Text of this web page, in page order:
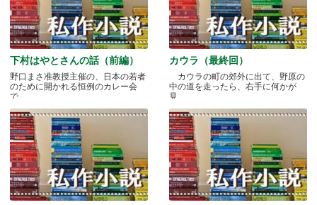
下村はやとさんの話（前編）
野口まさ准教授主催の、日本の若者
のために開かれる恒例のカレー会
で.....
カウラ（最終回）
カウラの町の郊外に出て、野原の
中の道を走ったら、右手に何かが
見.....